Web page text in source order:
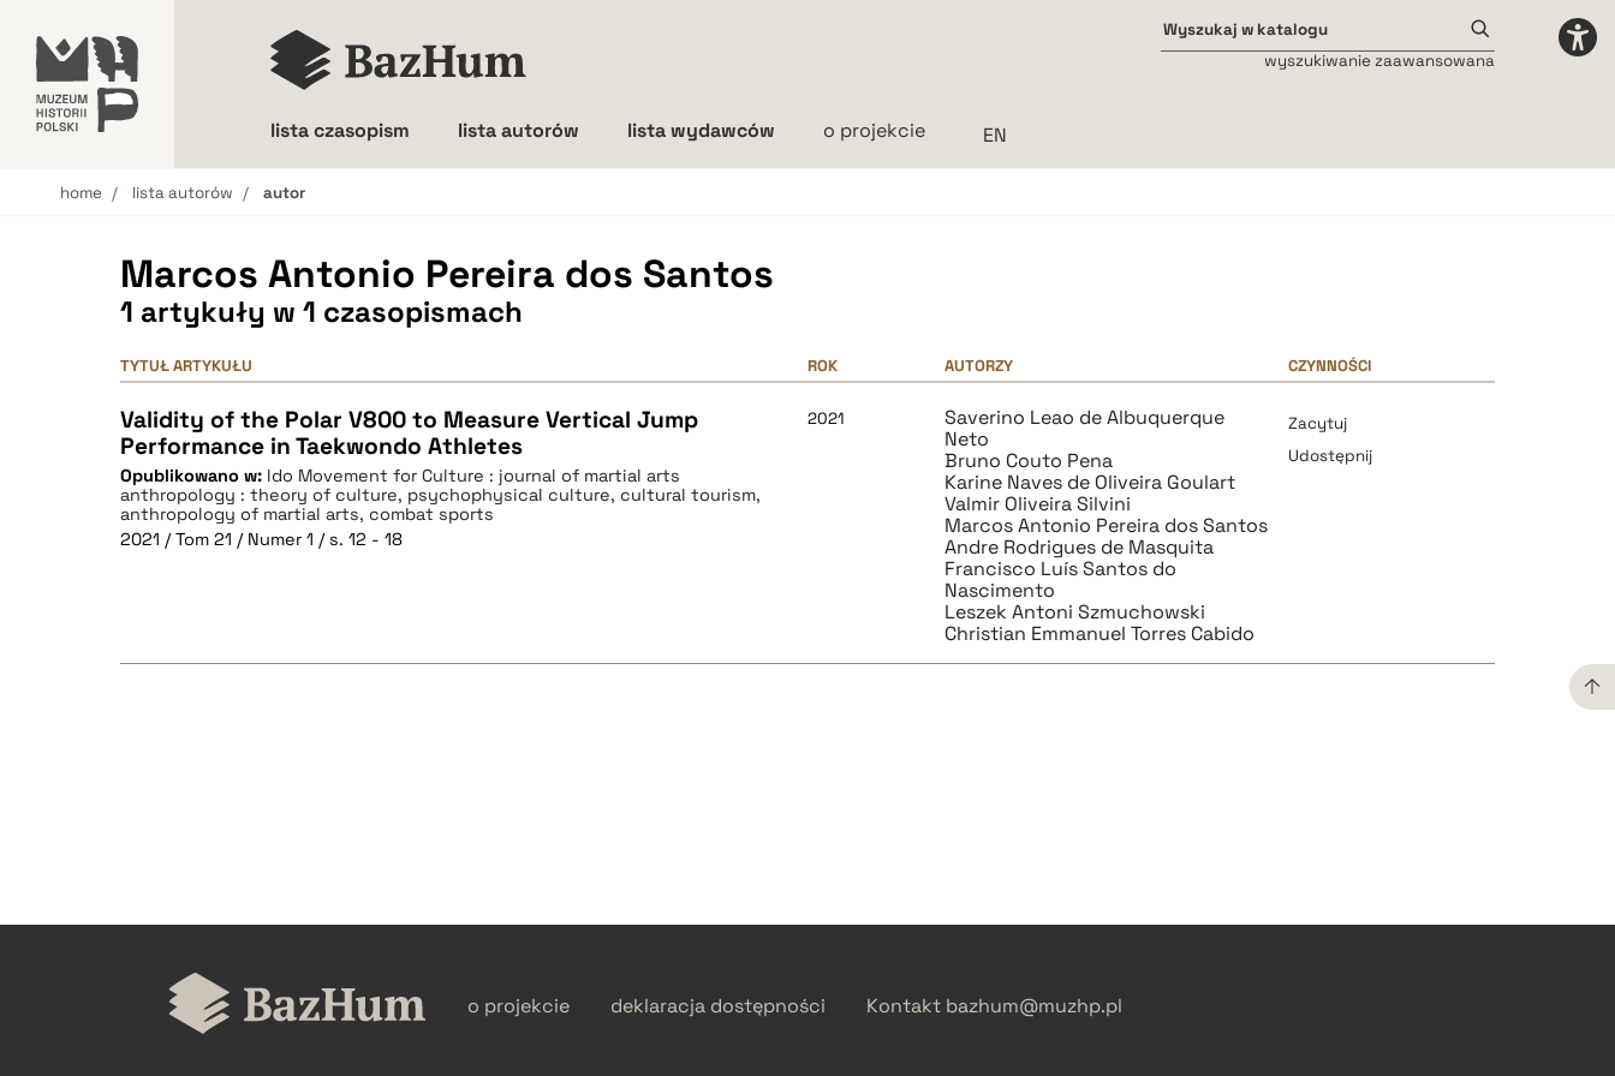
lista czasopism lista autorów lista wydawców o projekcie
wyszukiwanie zaawansowana
home lista autorów autor
Marcos Antonio Pereira dos Santos
1 artykuły w 1 czasopismach
TYTUŁ ARTYKUŁU ROK AUTORZY CZYNNOŚCI
Validity of the Polar V800 to Measure Vertical Jump
Performance in Taekwondo Athletes
Opublikowano w: Ido Movement for Culture : journal of martial arts
anthropology : theory of culture, psychophysical culture, cultural tourism,
anthropology of martial arts, combat sports
2021 / Tom 21 / Numer 1 / s. 12 - 18
2021
Saverino Leao de Albuquerque
Neto
Bruno Couto Pena
Karine Naves de Oliveira Goulart
Valmir Oliveira Silvini
Marcos Antonio Pereira dos Santos
Andre Rodrigues de Masquita
Francisco Luís Santos do
Nascimento
Leszek Antoni Szmuchowski
Christian Emmanuel Torres Cabido
Zacytuj
Udostępnij
o projekcie deklaracja dostępności Kontakt bazhum@muzhp.pl